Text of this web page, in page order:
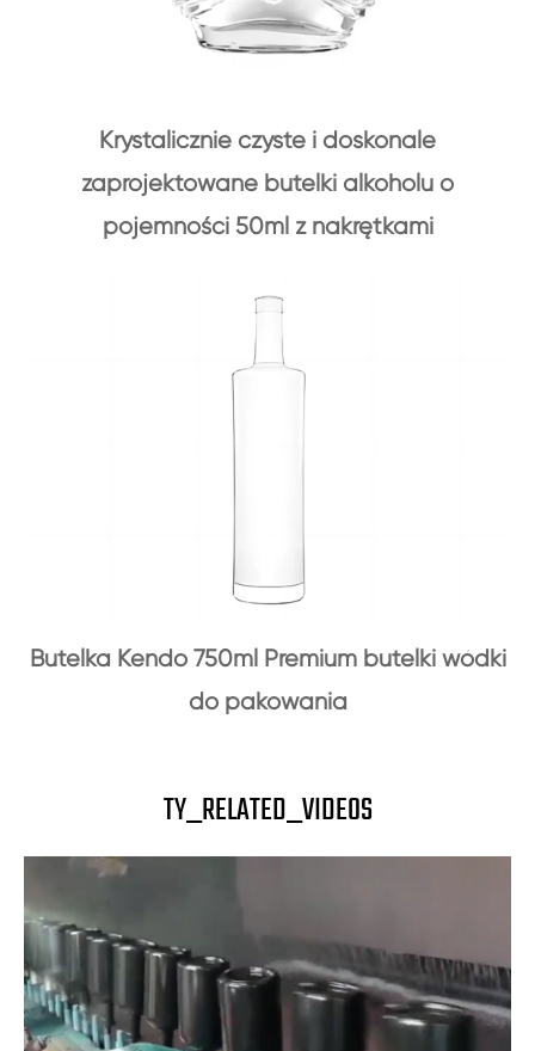
Krystalicznie czyste i doskonale
zaprojektowane butelki alkoholu o
pojemności 50ml z nakrętkami
Butelka Kendo 750ml Premium butelki wódki
do pakowania
TY_RELATED_VIDEOS